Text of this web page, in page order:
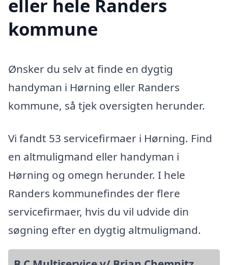
eller hele Randers
kommune
Ønsker du selv at finde en dygtig
handyman i Hørning eller Randers
kommune, så tjek oversigten herunder.
Vi fandt 53 servicefirmaer i Hørning. Find
en altmuligmand eller handyman i
Hørning og omegn herunder. I hele
Randers kommunefindes der flere
servicefirmaer, hvis du vil udvide din
søgning efter en dygtig altmuligmand.